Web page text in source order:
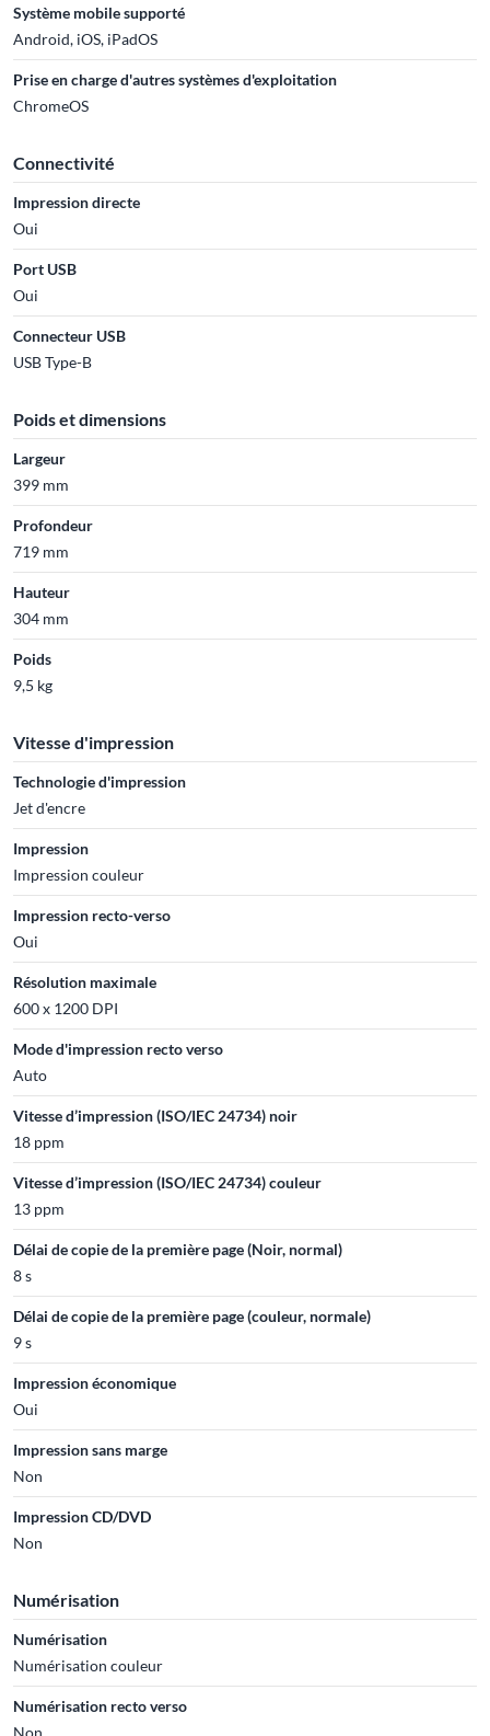
Système mobile supporté
Android, iOS, iPadOS
Prise en charge d'autres systèmes d'exploitation
ChromeOS
Connectivité
Impression directe
Oui
Port USB
Oui
Connecteur USB
USB Type-B
Poids et dimensions
Largeur
399 mm
Profondeur
719 mm
Hauteur
304 mm
Poids
9,5 kg
Vitesse d'impression
Technologie d'impression
Jet d'encre
Impression
Impression couleur
Impression recto-verso
Oui
Résolution maximale
600 x 1200 DPI
Mode d'impression recto verso
Auto
Vitesse d’impression (ISO/IEC 24734) noir
18 ppm
Vitesse d’impression (ISO/IEC 24734) couleur
13 ppm
Délai de copie de la première page (Noir, normal)
8 s
Délai de copie de la première page (couleur, normale)
9 s
Impression économique
Oui
Impression sans marge
Non
Impression CD/DVD
Non
Numérisation
Numérisation
Numérisation couleur
Numérisation recto verso
Non